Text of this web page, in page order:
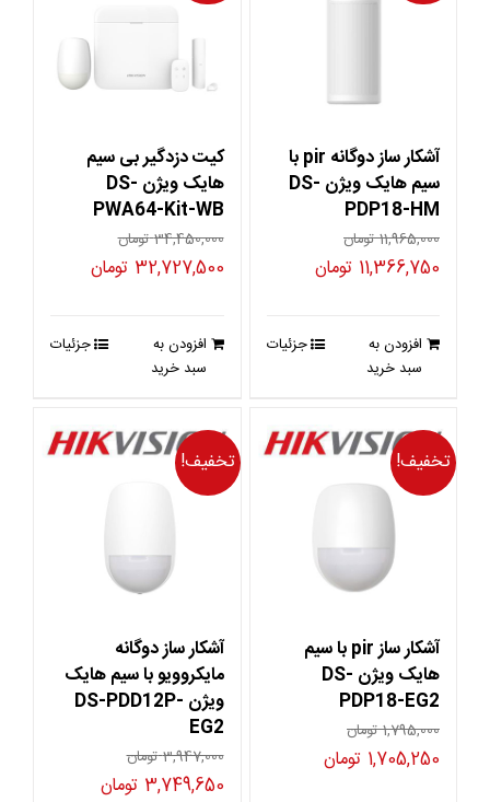
آشکار ساز دوگانه pir با
سیم هایک ویژن DS-
PDP18-HM
11,965,000تومان
قیمت
بود.
11,366,750 تومانقیمت
است.
افزودن به
سبد خرید
جزئیات
کیت دزدگیر بی سیم
هایک ویژن DS-
PWA64-Kit-WB
34,450,000تومان
قیمت
بود.
32,727,500 تومانقیمت
است.
افزودن به
سبد خرید
جزئیات
تخفیف!
آشکار ساز pir با سیم
هایک ویژن DS-
PDP18-EG2
1,795,000تومان
قیمت
1,705,250 تومانقیمت
تخفیف!
آشکار ساز دوگانه
مایکروویو با سیم هایک
ویژن DS-PDD12P-
EG2
3,947,000تومان
قیمت
3,749,650 تومانقیمت